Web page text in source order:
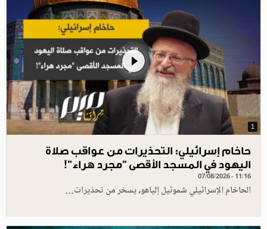
1
حاخام إسرائيلي: التحذيرات من عواقب صلاة
اليهود في المسجد الأقصى "مجرد هراء"!
07/08/2026 - 11:16
الحاخام الإسرائيلي شموئيل إلياهو، يسخر من تحذيرات…